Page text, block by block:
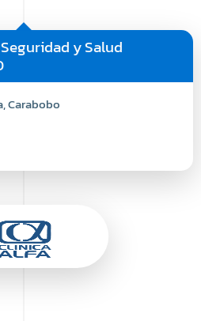
y Salud
Carabobo